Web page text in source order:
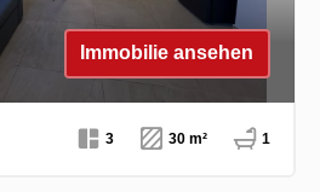
Immobilie ansehen
3 30 m² 1